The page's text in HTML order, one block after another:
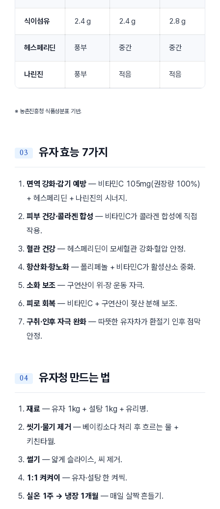
식이섬유 2.4 g 2.4 g 2.8 g
헤스페리딘 풍부 중간 중간
나린진 풍부 적음 적음
※ 농촌진흥청 식품성분표 기반.
유자 효능 7가지
면역 강화·감기 예방 — 비타민C 105mg(권장량 100%)
+ 헤스페리딘 + 나린진의 시너지.
피부 건강·콜라겐 합성 — 비타민C가 콜라겐 합성에 직접
작용.
혈관 건강 — 헤스페리딘이 모세혈관 강화·혈압 안정.
항산화·항노화— 폴리페놀 + 비타민C가 활성산소 중화.
소화 보조 — 구연산이 위·장 운동 자극.
피로 회복 — 비타민C + 구연산이 젖산 분해 보조.
구취·인후 자극 완화 — 따뜻한 유자차가 환절기 인후 점막
안정.
유자청 만드는 법
재료— 유자 1kg + 설탕 1kg + 유리병.
씻기·물기 제거 — 베이킹소다 처리 후 흐르는 물 +
키친타월.
썰기 — 얇게 슬라이스, 씨 제거.
1:1 켜켜이 — 유자·설탕 한 켜씩.
실온 1주 → 냉장 1개월 — 매일 살짝 흔들기.